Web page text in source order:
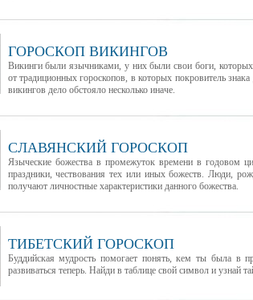
ГОРОСКОП ВИКИНГОВ
Викинги были язычниками, у них были свои боги,
от традиционных гороскопов, в которых покровитель
викингов дело обстояло несколько иначе.
СЛАВЯНСКИЙ ГОРОСКОП
Языческие божества в промежуток времени в годовом
праздники, чествования тех или иных божеств. Люди,
получают личностные характеристики данного божества.
ТИБЕТСКИЙ ГОРОСКОП
Буддийская мудрость помогает понять, кем ты была в
развиваться теперь. Найди в таблице свой символ и узнай